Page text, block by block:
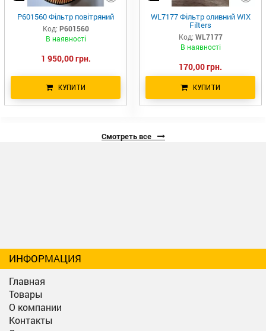
P601560 Фільтр повітряний
Код: P601560
В наявності
1 950,00 грн.
КУПИТИ
WL7177 Фільтр оливний WIX
Filters
Код: WL7177
В наявності
170,00 грн.
КУПИТИ
Смотреть все
ИНФОРМАЦИЯ
Главная
Товары
О компании
Контакты